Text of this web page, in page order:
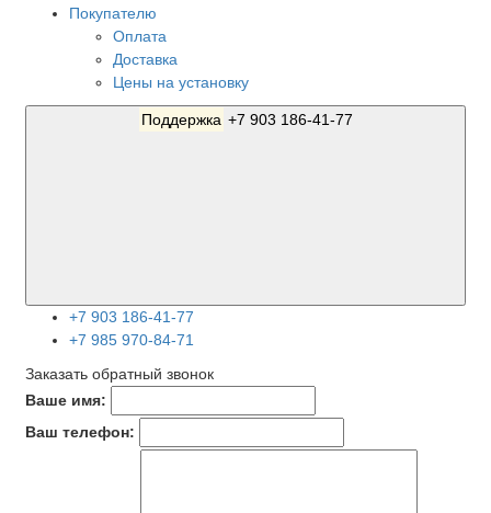
Покупателю
Оплата
Доставка
Цены на установку
Поддержка
+7 903 186-41-77
+7 985 970-84-71
Заказать обратный звонок
Ваше имя:
Ваш телефон: